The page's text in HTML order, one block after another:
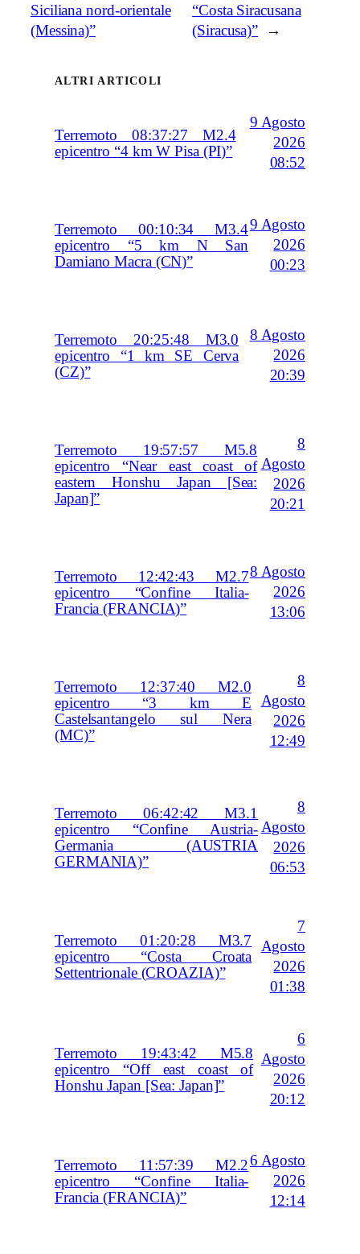
Siciliana nord-orientale
(Messina)”
“Costa Siracusana
(Siracusa)”
→
ALTRI ARTICOLI
Terremoto 08:37:27 M2.4
epicentro “4 km W Pisa (PI)”
9 Agosto
2026
08:52
Terremoto 00:10:34 M3.4
epicentro “5 km N San
Damiano Macra (CN)”
9 Agosto
2026
00:23
Terremoto 20:25:48 M3.0
epicentro “1 km SE Cerva
(CZ)”
8 Agosto
2026
20:39
Terremoto 19:57:57 M5.8
epicentro “Near east coast of
eastern Honshu Japan [Sea:
Japan]”
8
Agosto
2026
20:21
Terremoto 12:42:43 M2.7
epicentro “Confine Italia-
Francia (FRANCIA)”
8 Agosto
2026
13:06
Terremoto 12:37:40 M2.0
epicentro “3 km E
Castelsantangelo sul Nera
(MC)”
8
Agosto
2026
12:49
Terremoto 06:42:42 M3.1
epicentro “Confine Austria-
Germania (AUSTRIA
GERMANIA)”
8
Agosto
2026
06:53
Terremoto 01:20:28 M3.7
epicentro “Costa Croata
Settentrionale (CROAZIA)”
7
Agosto
2026
01:38
Terremoto 19:43:42 M5.8
epicentro “Off east coast of
Honshu Japan [Sea: Japan]”
6
Agosto
2026
20:12
Terremoto 11:57:39 M2.2
epicentro “Confine Italia-
Francia (FRANCIA)”
6 Agosto
2026
12:14